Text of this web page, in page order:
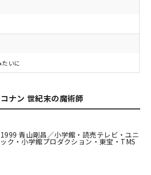
いに
ナン 世紀末の魔術師
青山剛昌／小学館・読売テレビ・ユニ
ク・小学館プロダクション・東宝・TMS